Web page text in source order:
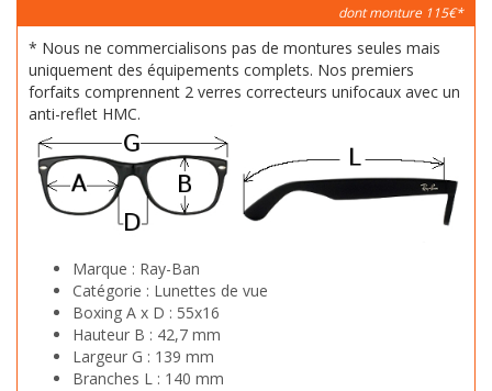
dont monture 115€*
* Nous ne commercialisons pas de montures seules mais
uniquement des équipements complets. Nos premiers
forfaits comprennent 2 verres correcteurs unifocaux avec un
anti-reflet HMC.
Marque : Ray-Ban
Catégorie : Lunettes de vue
Boxing A x D : 55x16
Hauteur B : 42,7 mm
Largeur G : 139 mm
Branches L : 140 mm